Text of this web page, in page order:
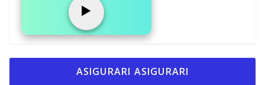
▶️
ASIGURARI ASIGURARI